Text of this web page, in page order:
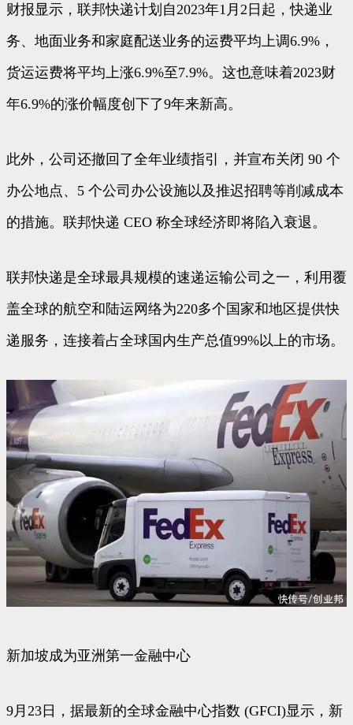
财报显示，联邦快递计划自2023年1月2日起，快递业
务、地面业务和家庭配送业务的运费平均上调6.9%，
货运运费将平均上涨6.9%至7.9%。这也意味着2023财
年6.9%的涨价幅度创下了9年来新高。
此外，公司还撤回了全年业绩指引，并宣布关闭 90 个
办公地点、5 个公司办公设施以及推迟招聘等削减成本
的措施。联邦快递 CEO 称全球经济即将陷入衰退。
联邦快递是全球最具规模的速递运输公司之一，利用覆
盖全球的航空和陆运网络为220多个国家和地区提供快
递服务，连接着占全球国内生产总值99%以上的市场。
新加坡成为亚洲第一金融中心
9月23日，据最新的全球金融中心指数 (GFCI)显示，新